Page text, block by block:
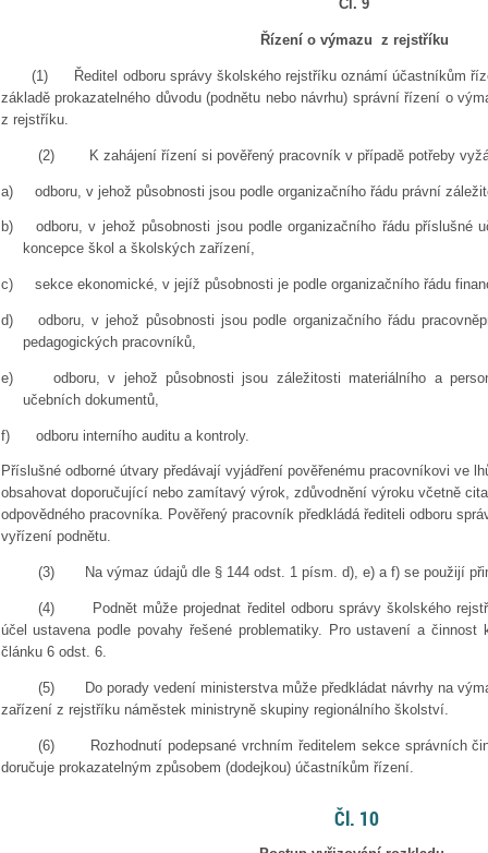
Čl. 9
Řízení o výmazu z rejstříku
(1)
Ředitel odboru správy školského rejstříku oznámí účastníkům
základě prokazatelného důvodu (podnětu nebo návrhu) správní řízení o
z rejstříku.
(2) K zahájení řízení si pověřený pracovník v případě potřeby
a) odboru, v jehož působnosti jsou podle organizačního řádu právní
b)
odboru, v jehož působnosti jsou podle organizačního řádu příslušné
koncepce škol a školských zařízení,
c) sekce ekonomické, v jejíž působnosti je podle organizačního řádu
d)
odboru, v jehož působnosti jsou podle organizačního řádu
pedagogických pracovníků,
e)
odboru, v jehož působnosti jsou záležitosti materiálního a
učebních dokumentů,
f) odboru interního auditu a kontroly.
Příslušné odborné útvary předávají vyjádření pověřenému pracovníkovi ve
obsahovat doporučující nebo zamítavý výrok, zdůvodnění výroku včetně
odpovědného pracovníka. Pověřený pracovník předkládá řediteli odboru
vyřízení podnětu.
(3) Na výmaz údajů dle § 144 odst. 1 písm. d), e) a f) se použijí
(4)
Podnět může projednat ředitel odboru správy školského
účel ustavena podle povahy řešené problematiky. Pro ustavení a činnost
článku 6 odst. 6.
(5)
Do porady vedení ministerstva může předkládat návrhy na
zařízení z rejstříku náměstek ministryně skupiny regionálního školství.
(6)
Rozhodnutí podepsané vrchním ředitelem sekce správních
doručuje prokazatelným způsobem (dodejkou) účastníkům řízení.
Čl. 10